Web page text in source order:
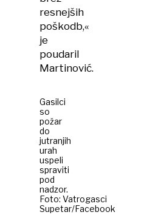
resnejših
poškodb,«
je
poudaril
Martinović.
Gasilci
so
požar
do
jutranjih
urah
uspeli
spraviti
pod
nadzor.
Foto: Vatrogasci
Supetar/Facebook